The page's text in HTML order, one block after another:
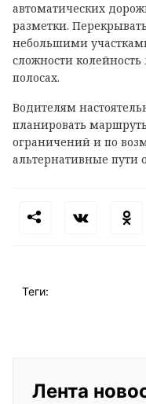
автоматических
разметки.
небольшими
сложности
полосах.
Водителям
планировать
ограничений и по
альтернативные пути
Теги:
Лента